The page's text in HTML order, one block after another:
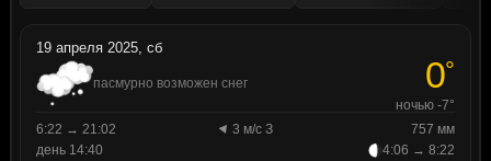
19 апреля 2025, сб
пасмурно возможен снег 0°
ночью -7°
6:22 → 21:02
3 м/с З
757 мм
день 14:40
4:06 → 8:22